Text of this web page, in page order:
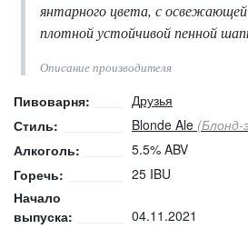
янтарного цвета, с освежающей
плотной устойчивой пенной
Описание производителя
Пивоварня:
Друзья
Стиль:
Blonde Ale (Блонд-
Алкоголь:
5.5% ABV
Горечь:
25 IBU
Начало
выпуска:
04.11.2021